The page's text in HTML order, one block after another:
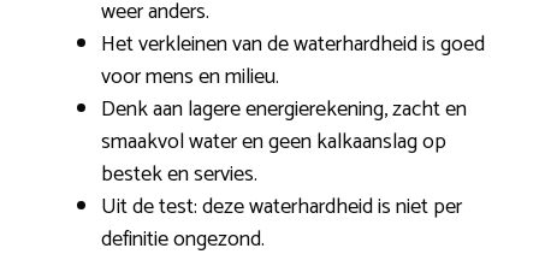
weer anders.
Het verkleinen van de waterhardheid is goed
voor mens en milieu.
Denk aan lagere energierekening, zacht en
smaakvol water en geen kalkaanslag op
bestek en servies.
Uit de test: deze waterhardheid is niet per
definitie ongezond.